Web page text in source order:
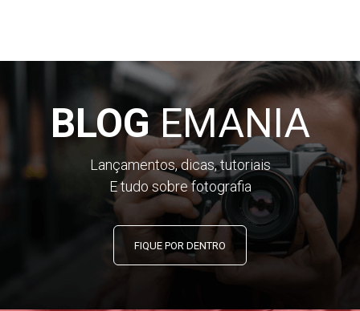
BLOGEMANIA
Lançamentos, dicas, tutoriais
E tudo sobre fotografia
FIQUE POR DENTRO